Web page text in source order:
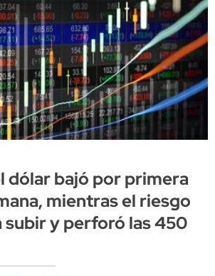
dólar bajó por primera
mientras el riesgo
subir y perforó las 450